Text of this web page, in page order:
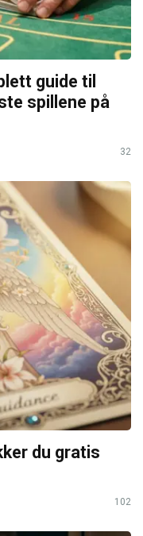
guide til
spillene på
32
du gratis
102